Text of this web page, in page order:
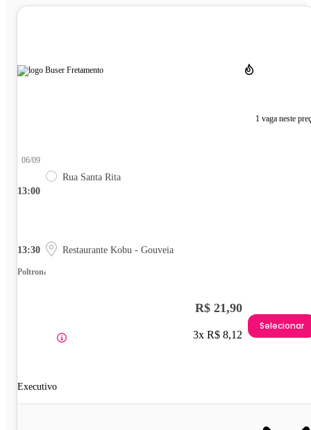
1 vaga neste
13:00
06/09
Rua Santa Rita
13:30 Restaurante Kobu - Gouveia
Poltrona
Executivo
R$ 21,90
3x R$ 8,12
Selecionar